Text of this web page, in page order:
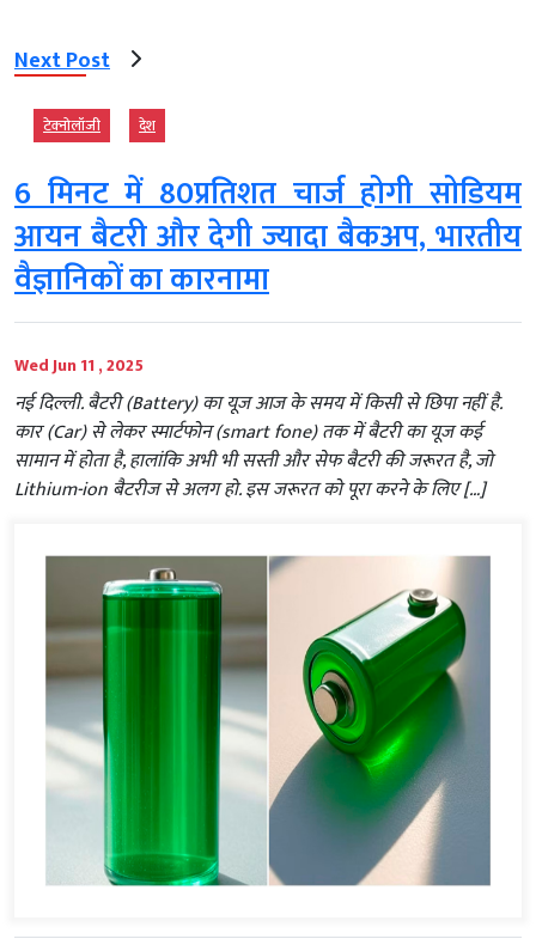
Next Post
टेक्‍नोलॉजी देश
6 मिनट में 80प्रतिशत चार्ज होगी सोडियम
आयन बैटरी और देगी ज्यादा बैकअप, भारतीय
वैज्ञानिकों का कारनामा
Wed Jun 11 , 2025
नई दिल्ली. बैटरी (Battery) का यूज आज के समय में किसी से छिपा नहीं है.
कार (Car) से लेकर स्मार्टफोन (smart fone) तक में बैटरी का यूज कई
सामान में होता है, हालांकि अभी भी सस्ती और सेफ बैटरी की जरूरत है, जो
Lithium-ion बैटरीज से अलग हो. इस जरूरत को पूरा करने के लिए […]